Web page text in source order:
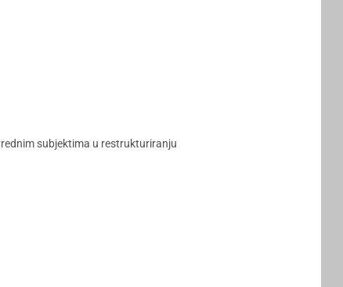
subjektima u restrukturiranju